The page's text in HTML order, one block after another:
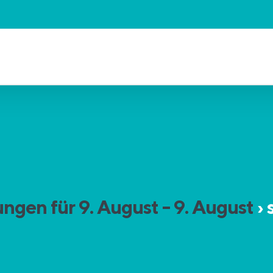
für 9. August - 9. August ›